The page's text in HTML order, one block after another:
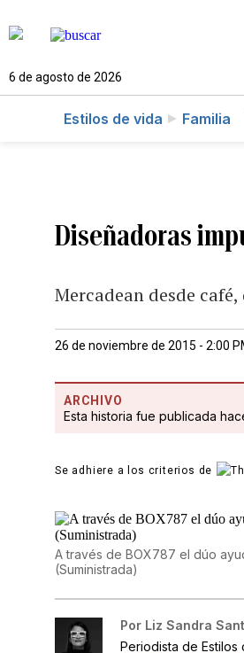
6 de agosto de 2026
Estilos de vida Familia
Diseñadoras
Mercadean desde
26 de noviembre de 2015 - 2:00
ARCHIVO
Esta historia fue publicada
Se adhiere a los criterios de
A través de BOX787 el dúo
(Suministrada)
Por Liz Sandra
Periodista de Estilos